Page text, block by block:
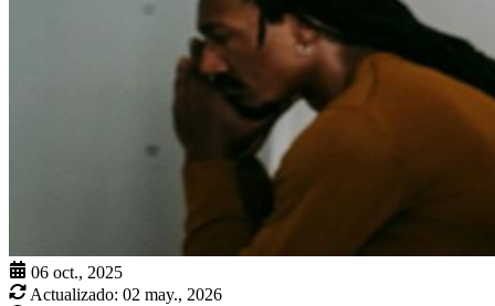
06 oct., 2025
Actualizado: 02 may., 2026